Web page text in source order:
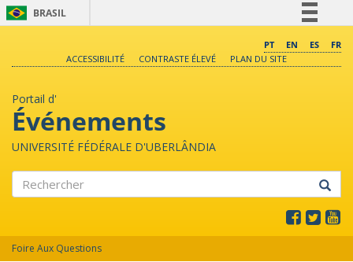
BRASIL
Comunica BR
PT EN ES
FR
ACCESSIBILITÉ
CONTRASTE ÉLEVÉ PLAN DU SITE
Portail d'
Événements
UNIVERSITÉ FÉDÉRALE D'UBERLÂNDIA
Foire Aux Questions